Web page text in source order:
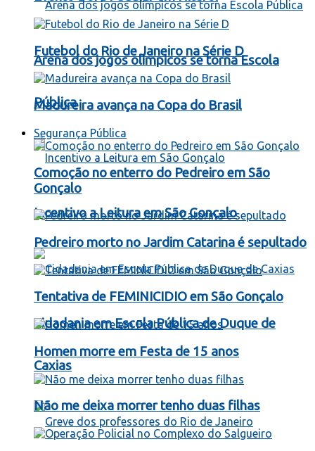
Arena dos jogos olímpicos se torna Escola
Pública
Incentivo a Leitura em São Gonçalo
Cidadania em Escola Pública de Duque de
Caxias
Futebol do Rio de Janeiro na Série D
Madureira avança na Copa do Brasil
Segurança Pública
Comoção no enterro do Pedreiro em São
Gonçalo
Pedreiro morto no Jardim Catarina é sepultado
Tentativa de FEMINICIDIO em São Gonçalo
Homen morre em Festa de 15 anos
Não me deixa morrer tenho duas filhas